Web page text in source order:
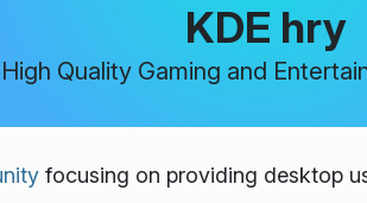
KDE hry
High Quality Gaming and
focusing on providing desktop